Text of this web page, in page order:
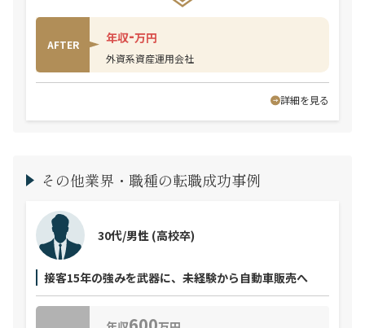
AFTER 年収-万円
外資系資産運用会社
詳細を見る
その他業界・職種の転職成功事例
接客15年の強みを武器に、未経験から自動車販売へ
30代/男性 (高校卒)